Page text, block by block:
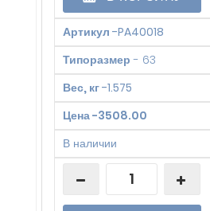
Артикул -PA40018
Типоразмер - 63
Вес, кг-1.575
Цена-3508.00
В наличии